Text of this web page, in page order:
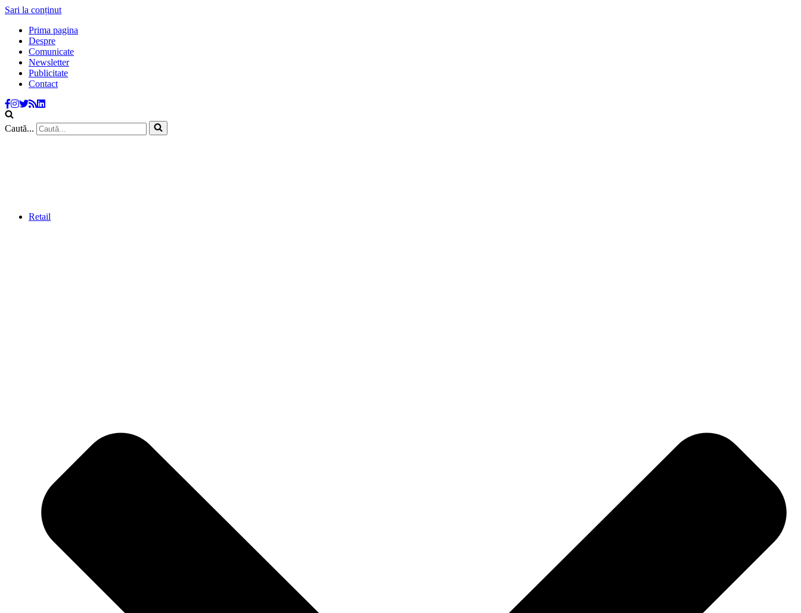
Sari la conținut
Prima pagina
Despre
Comunicate
Newsletter
Publicitate
Contact
Caută...
Retail